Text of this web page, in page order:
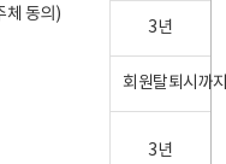
체 동의)
3년
회원탈퇴시까
3년